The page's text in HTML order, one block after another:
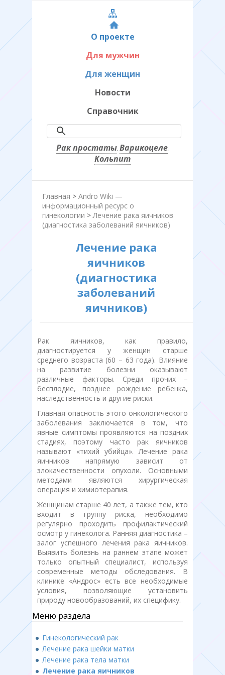
О проекте
Для мужчин
Для женщин
Новости
Справочник
Рак простаты, Варикоцеле,
Кольпит
Главная > Andro Wiki —
информационный ресурс о
гинекологии > Лечение рака яичников
(диагностика заболеваний яичников)
Лечение рака
яичников
(диагностика
заболеваний
яичников)
Рак яичников, как правило,
диагностируется у женщин старше
среднего возраста (60 – 63 года). Влияние
на развитие болезни оказывают
различные факторы. Среди прочих –
бесплодие, позднее рождение ребенка,
наследственность и другие риски.
Главная опасность этого онкологического
заболевания заключается в том, что
явные симптомы проявляются на поздних
стадиях, поэтому часто рак яичников
называют «тихий убийца». Лечение рака
яичников напрямую зависит от
злокачественности опухоли. Основными
методами являются хирургическая
операция и химиотерапия.
Женщинам старше 40 лет, а также тем, кто
входит в группу риска, необходимо
регулярно проходить профилактический
осмотр у гинеколога. Ранняя диагностика –
залог успешного лечения рака яичников.
Выявить болезнь на раннем этапе может
только опытный специалист, используя
современные методы обследования. В
клинике «Андрос» есть все необходимые
условия, позволяющие установить
природу новообразований, их специфику.
Меню раздела
Гинекологический рак
Лечение рака шейки матки
Лечение рака тела матки
Лечение рака яичников